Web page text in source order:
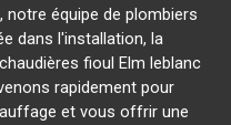
, notre équipe de plombiers
dans l'installation, la
fioul Elm leblanc
rapidement pour
et vous offrir une